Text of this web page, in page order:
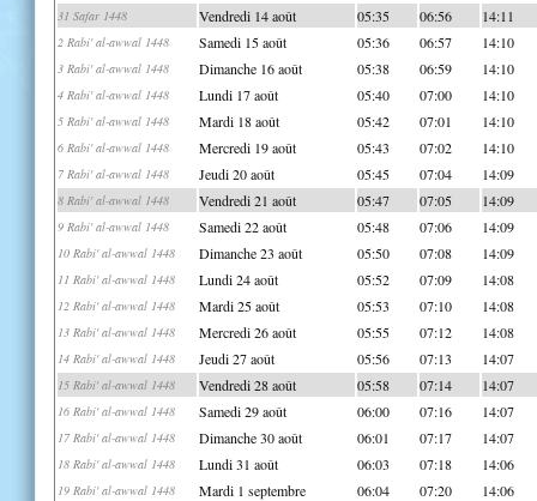
31 Safar 1448 Vendredi 14 août 05:35 06:56 14:11
2 Rabi' al-awwal 1448 Samedi 15 août 05:36 06:57 14:10
3 Rabi' al-awwal 1448 Dimanche 16 août 05:38 06:59 14:10
4 Rabi' al-awwal 1448 Lundi 17 août 05:40 07:00 14:10
5 Rabi' al-awwal 1448 Mardi 18 août 05:42 07:01 14:10
6 Rabi' al-awwal 1448 Mercredi 19 août 05:43 07:02 14:10
7 Rabi' al-awwal 1448 Jeudi 20 août 05:45 07:04 14:09
8 Rabi' al-awwal 1448 Vendredi 21 août 05:47 07:05 14:09
9 Rabi' al-awwal 1448 Samedi 22 août 05:48 07:06 14:09
10 Rabi' al-awwal 1448 Dimanche 23 août 05:50 07:08 14:09
11 Rabi' al-awwal 1448 Lundi 24 août 05:52 07:09 14:08
12 Rabi' al-awwal 1448 Mardi 25 août 05:53 07:10 14:08
13 Rabi' al-awwal 1448 Mercredi 26 août 05:55 07:12 14:08
14 Rabi' al-awwal 1448 Jeudi 27 août 05:56 07:13 14:07
15 Rabi' al-awwal 1448 Vendredi 28 août 05:58 07:14 14:07
16 Rabi' al-awwal 1448 Samedi 29 août 06:00 07:16 14:07
17 Rabi' al-awwal 1448 Dimanche 30 août 06:01 07:17 14:07
18 Rabi' al-awwal 1448 Lundi 31 août 06:03 07:18 14:06
19 Rabi' al-awwal 1448 Mardi 1 septembre 06:04 07:20 14:06